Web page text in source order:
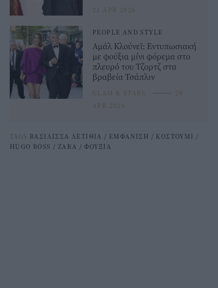
21 APR 2026
PEOPLE AND STYLE
Αμάλ Κλούνεϊ: Εντυπωσιακή
με φούξια μίνι φόρεμα στο
πλευρό του Τζορτζ στα
βραβεία Τσάπλιν
GLAM & STARS ⸻ 28
APR 2026
TAGS ΒΑΣΙΛΙΣΣΑ ΛΕΤΙΘΙΑ / ΕΜΦΑΝΙΣΗ / ΚΟΣΤΟΥΜΙ /
HUGO BOSS / ZARA / ΦΟΥΞΙΑ